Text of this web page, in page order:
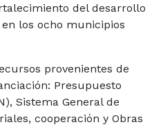
del desarrollo
los ocho municipios
provenientes de
Presupuesto
Sistema General de
cooperación y Obras